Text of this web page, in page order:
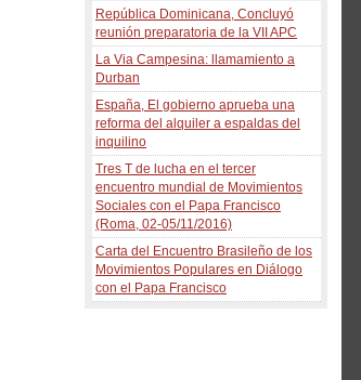
República Dominicana, Concluyó
reunión preparatoria de la VII APC
La Via Campesina: llamamiento a
Durban
España, El gobierno aprueba una
reforma del alquiler a espaldas del
inquilino
Tres T de lucha en el tercer
encuentro mundial de Movimientos
Sociales con el Papa Francisco
(Roma, 02-05/11/2016)
Carta del Encuentro Brasileño de los
Movimientos Populares en Diálogo
con el Papa Francisco